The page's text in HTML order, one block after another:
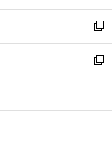
開
く
ウ
で
開
く
ン
ド
ウ
で
ウ
ィ
ン
ド
開
新
し
い
ン
ウ
新
ウ
ン